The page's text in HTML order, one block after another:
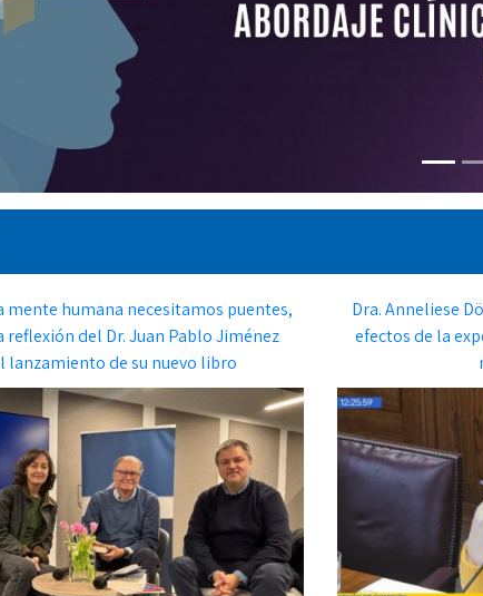
mente humana necesitamos puentes,
reflexión del Dr. Juan Pablo Jiménez
lanzamiento de su nuevo libro
Dra. Anneliese
efectos de la